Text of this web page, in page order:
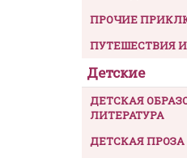
ПРОЧИЕ
ПУТЕШЕСТВИЯ
Детские
ДЕТСКАЯ
ЛИТЕРАТУРА
ДЕТСКАЯ ПРОЗА